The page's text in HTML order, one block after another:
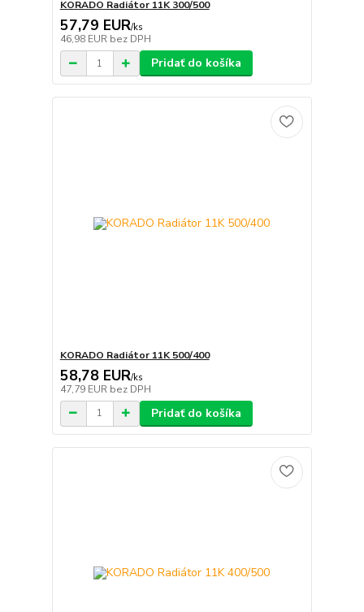
KORADO Radiátor 11K 300/500
57,79 EUR/ks
46,98 EUR bez DPH
Pridať do košíka
KORADO Radiátor 11K 500/400
58,78 EUR/ks
47,79 EUR bez DPH
Pridať do košíka